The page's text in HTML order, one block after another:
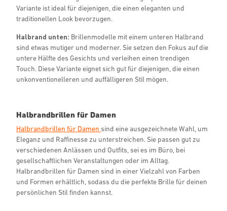
Variante ist ideal für diejenigen, die einen eleganten und
traditionellen Look bevorzugen.
Halbrand unten: Brillenmodelle mit einem unteren Halbrand
sind etwas mutiger und moderner. Sie setzen den Fokus auf die
untere Hälfte des Gesichts und verleihen einen trendigen
Touch. Diese Variante eignet sich gut für diejenigen, die einen
unkonventionelleren und auffälligeren Stil mögen.
Halbrandbrillen für Damen
Halbrandbrillen für Damen sind eine ausgezeichnete Wahl, um
Eleganz und Raffinesse zu unterstreichen. Sie passen gut zu
verschiedenen Anlässen und Outfits, sei es im Büro, bei
gesellschaftlichen Veranstaltungen oder im Alltag.
Halbrandbrillen für Damen sind in einer Vielzahl von Farben
und Formen erhältlich, sodass du die perfekte Brille für deinen
persönlichen Stil finden kannst.